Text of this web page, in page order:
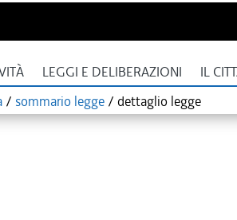
LEGGI E DELIBERAZIONI IL
/ sommario legge / dettaglio legge